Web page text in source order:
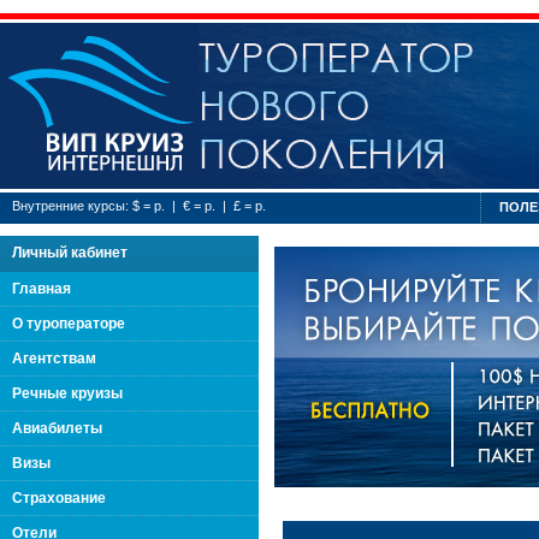
Туроператор нового
Внутренние курсы: $ = р. | € = р. | £ = р.
Личный кабинет
Главная
О туроператоре
Агентствам
Речные круизы
Авиабилеты
Визы
Страхование
Отели